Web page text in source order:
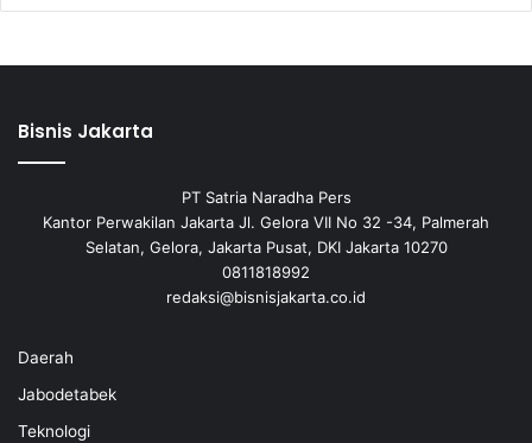
Bisnis Jakarta
PT Satria Naradha Pers
Kantor Perwakilan Jakarta Jl. Gelora VII No 32 -34, Palmerah
Selatan, Gelora, Jakarta Pusat, DKI Jakarta 10270
0811818992
redaksi@bisnisjakarta.co.id
Daerah
Jabodetabek
Teknologi